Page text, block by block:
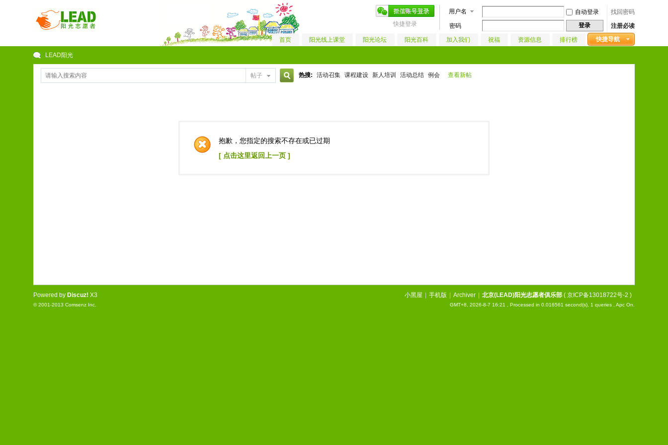
用户名 自动登录
找回密码
密码
登录 注册必读
快捷登录
快捷导航
首页 阳光线上课堂 阳光论坛 阳光百科 加入我们 祝福 资源信息 排行榜
LEAD阳光
帖子 热搜: 活动召集 课程建设 新人培训 活动总结 例会 查看新帖
抱歉，您指定的搜索不存在或已过期
[ 点击这里返回上一页 ]
小黑屋 手机版 Archiver 北京(LEAD)阳光志愿者俱乐部( 京ICP备13018722号-2 )
GMT+8, 2026-8-7 16:21 , Processed in 0.016561 second(s), 1 queries , Apc On.
Powered by Discuz! X3
© 2001-2013Comsenz Inc.